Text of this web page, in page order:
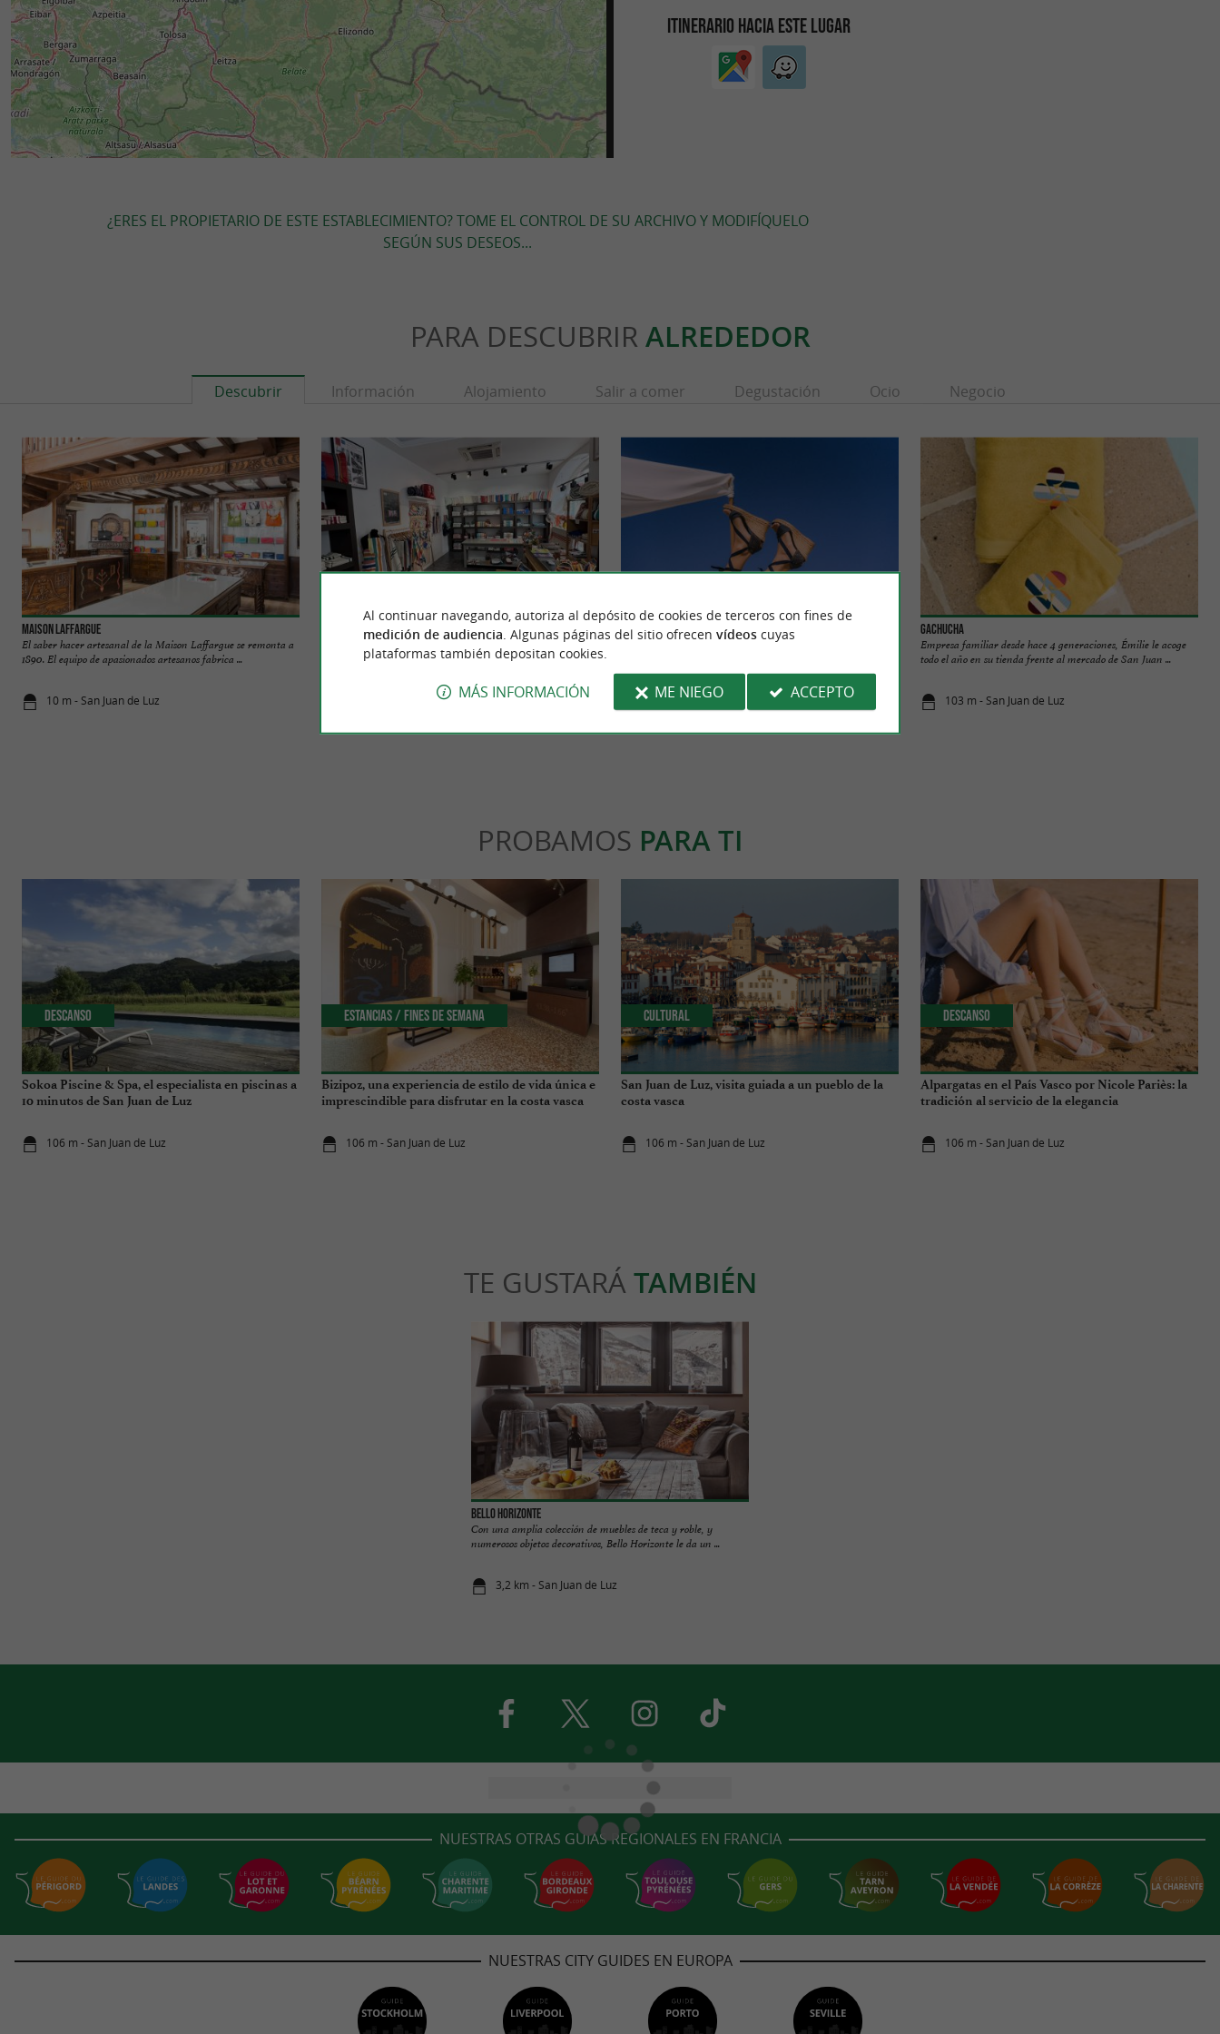
ITINERARIO HACIA ESTE LUGAR
¿ERES EL PROPIETARIO DE ESTE ESTABLECIMIENTO? TOME EL CONTROL DE SU ARCHIVO Y MODIFÍQUELO
SEGÚN SUS DESEOS...
PARA DESCUBRIR ALREDEDOR
Descubrir Información Alojamiento Salir a comer Degustación Ocio Negocio
Maison Laffargue
El saber hacer artesanal de la Maison Laffargue se remonta a
1890. El equipo de apasionados artesanos fabrica ...
10 m - San Juan de Luz
Artiga - Maison Saint-Jean-de-Luz
Desde 1969, Artiga ha perpetuado la tradición textil francesa
en el corazón del suroeste de Francia. Inspiradas en ...
67 m - San Juan de Luz
Espadrille Nicole Paries
Situada en la rue Gambetta en San Juan de Luz, Espadrille
93 m - San Juan de Luz
Gachucha
Empresa familiar desde hace 4 generaciones, Émilie le acoge
todo el año en su tienda frente al mercado de San Juan ...
103 m - San Juan de Luz
PROBAMOS PARA TI
Sokoa Piscine & Spa, el especialista en piscinas a
10 minutos de San Juan de Luz
106 m - San Juan de Luz
Descanso
Bizipoz, una experiencia de estilo de vida única e
imprescindible para disfrutar en la costa vasca
106 m - San Juan de Luz
Estancias / Fines de Semana
San Juan de Luz, visita guiada a un pueblo de la
costa vasca
106 m - San Juan de Luz
Cultural
Alpargatas en el País Vasco por Nicole Pariès: la
tradición al servicio de la elegancia
106 m - San Juan de Luz
Descanso
TE GUSTARÁTAMBIÉN
Bello Horizonte
Con una amplia colección de muebles de teca y roble, y
numerosos objetos decorativos, Bello Horizonte le da un ...
3,2 km - San Juan de Luz
NUESTRAS OTRAS GUÍAS REGIONALES EN FRANCIA
NUESTRAS CITY GUIDES EN EUROPA
Al continuar navegando, autoriza al depósito de cookies de terceros con fines de
medición de audiencia . Algunas páginas del sitio ofrecen vídeoscuyas
plataformas también depositan cookies.
MÁS INFORMACIÓN ME NIEGO ACCEPTO